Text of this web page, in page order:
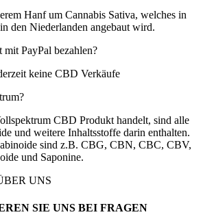
Hanf um Cannabis Sativa, welches in
den Niederlanden angebaut wird.
PayPal bezahlen?
keine CBD Verkäufe
CBD Produkt handelt, sind alle
und weitere Inhaltsstoffe darin enthalten.
sind z.B. CBG, CBN, CBC, CBV,
und Saponine.
UNS
SIE UNS BEI FRAGEN